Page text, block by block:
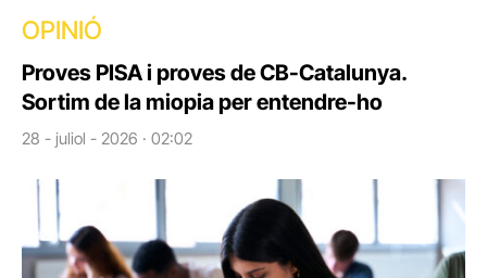
OPINIÓ
Proves PISA i proves de CB-Catalunya.
Sortim de la miopia per entendre-ho
28 - juliol - 2026 · 02:02